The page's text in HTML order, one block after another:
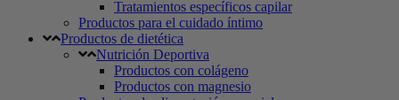
Tratamientos específicos capilar
Productos para el cuidado íntimo
Productos de dietética
Nutrición Deportiva
Productos con colágeno
Productos con magnesio